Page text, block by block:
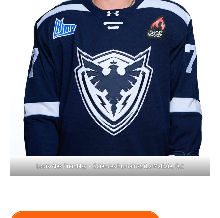
Louis-Alex Tremblay – Sciences humaines (La Malbaie, Qc)